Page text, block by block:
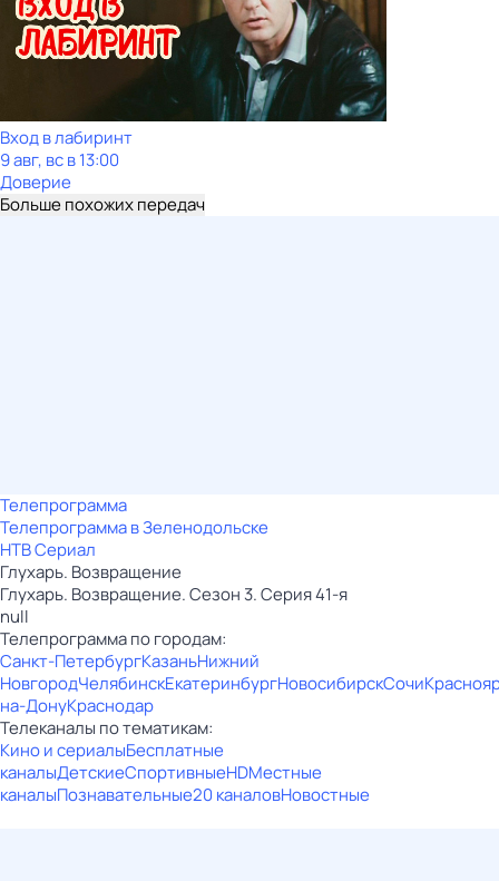
Вход в лабиринт
9 авг, вс в 13:00
Доверие
Больше похожих передач
Телепрограмма
Телепрограмма в Зеленодольске
НТВ Сериал
Глухарь. Возвращение
Глухарь. Возвращение. Сезон 3. Серия 41-я
null
Телепрограмма по городам:
Санкт-ПетербургКазаньНижний
НовгородЧелябинскЕкатеринбургНовосибирскСочи
на-ДонуКраснодар
Телеканалы по тематикам:
Кино и сериалыБесплатные
каналыДетскиеСпортивныеHDМестные
каналыПознавательные20 каналовНовостные